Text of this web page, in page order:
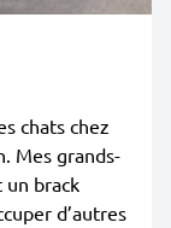
chats chez
Mes grands-
un brack
d’autres